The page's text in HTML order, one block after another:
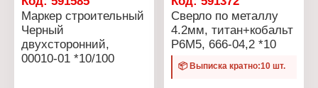
Маркер строительный
Черный
двухсторонний,
00010-01 *10/100
Сверло по металлу
4.2мм, титан+кобальт
Р6М5, 666-04,2 *10
📦 Выписка кратно:10 шт.